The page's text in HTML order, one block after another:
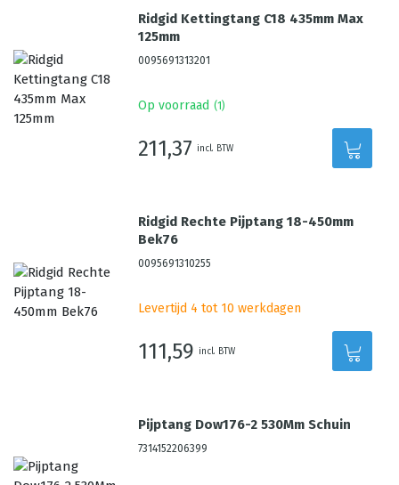
Ridgid Kettingtang C18 435mm Max
125mm
0095691313201
Op voorraad (1 )
211,37 incl. BTW
Ridgid Rechte Pijptang 18-450mm
Bek76
0095691310255
Levertijd 4 tot 10 werkdagen
111,59 incl. BTW
Pijptang Dow176-2 530Mm Schuin
7314152206399